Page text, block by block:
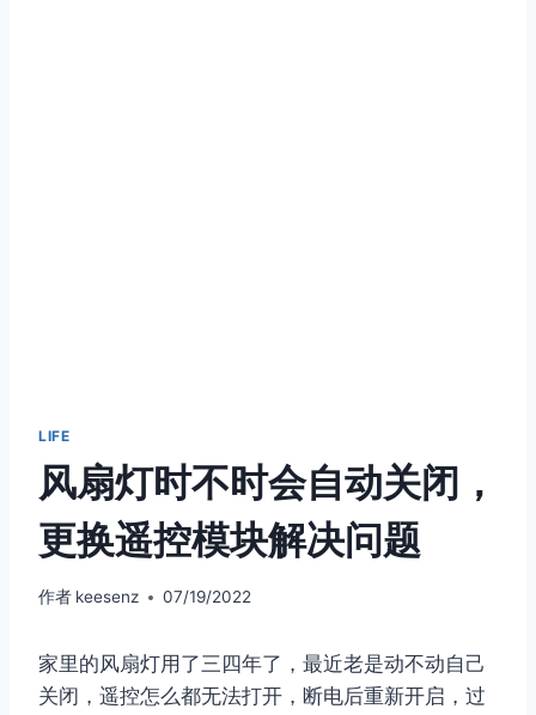
LIFE
风扇灯时不时会自动关闭，
更换遥控模块解决问题
作者 keesenz 07/19/2022
家里的风扇灯用了三四年了，最近老是动不动自己
关闭，遥控怎么都无法打开，断电后重新开启，过